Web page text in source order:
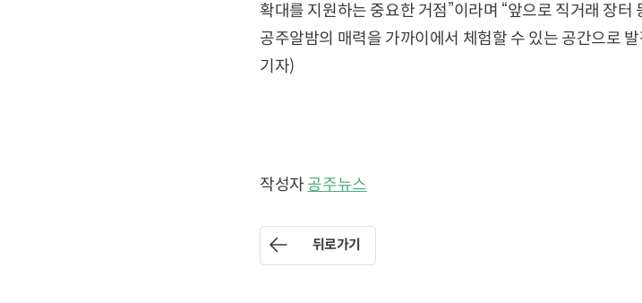
확대를 지원하는 중요한 거점”이라며 “앞으로 직거래 장터
공주알밤의 매력을 가까이에서 체험할 수 있는 공간으로
기자)
작성자 공주뉴스
뒤로가기